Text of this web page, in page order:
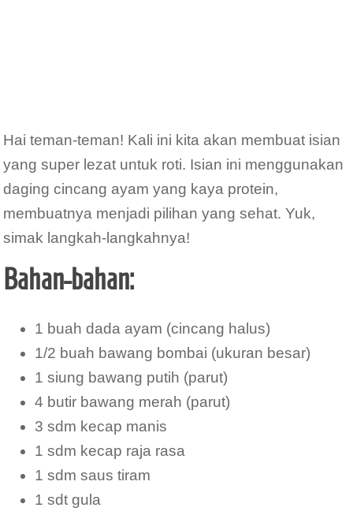
Hai teman-teman! Kali ini kita akan membuat isian
yang super lezat untuk roti. Isian ini menggunakan
daging cincang ayam yang kaya protein,
membuatnya menjadi pilihan yang sehat. Yuk,
simak langkah-langkahnya!
Bahan-bahan:
1 buah dada ayam (cincang halus)
1/2 buah bawang bombai (ukuran besar)
1 siung bawang putih (parut)
4 butir bawang merah (parut)
3 sdm kecap manis
1 sdm kecap raja rasa
1 sdm saus tiram
1 sdt gula